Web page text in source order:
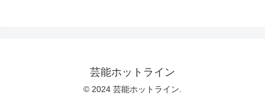
芸能ホットライン
© 2024 芸能ホットライン.